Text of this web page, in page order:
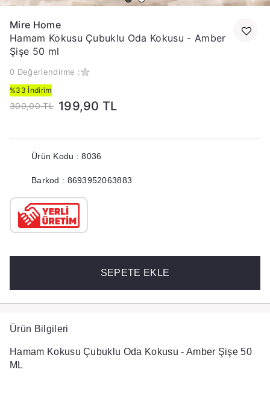
Mire Home
Hamam Kokusu Çubuklu Oda Kokusu - Amber
Şişe 50 ml
0 Değerlendirme :
%33 İndirim
300,00 TL 199,90 TL
Ürün Kodu : 8036
Barkod : 8693952063883
SEPETE EKLE
Ürün Bilgileri
Hamam Kokusu Çubuklu Oda Kokusu - Amber Şişe 50
ML